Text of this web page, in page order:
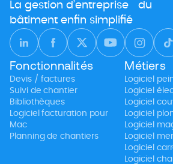
La gestion d’entreprise du
bâtiment enfin simplifié
Fonctionnalités
Devis / factures
Suivi de chantier
Bibliothèques
Logiciel facturation pour
Mac
Planning de chantiers
Métiers
Logiciel
Logiciel
Logiciel
Logiciel
Logiciel
Logiciel
Logiciel
Logiciel